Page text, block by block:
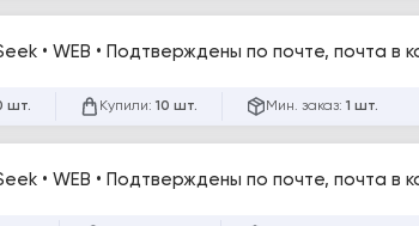
• WEB • Подтверждены по почте, почта в
шт. Купили: 10 шт. Мин. заказ: 1 шт.
• WEB • Подтверждены по почте, почта в